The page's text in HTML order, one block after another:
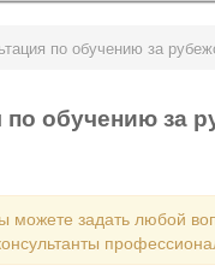
по обучению за
по обучению за
можете задать любой